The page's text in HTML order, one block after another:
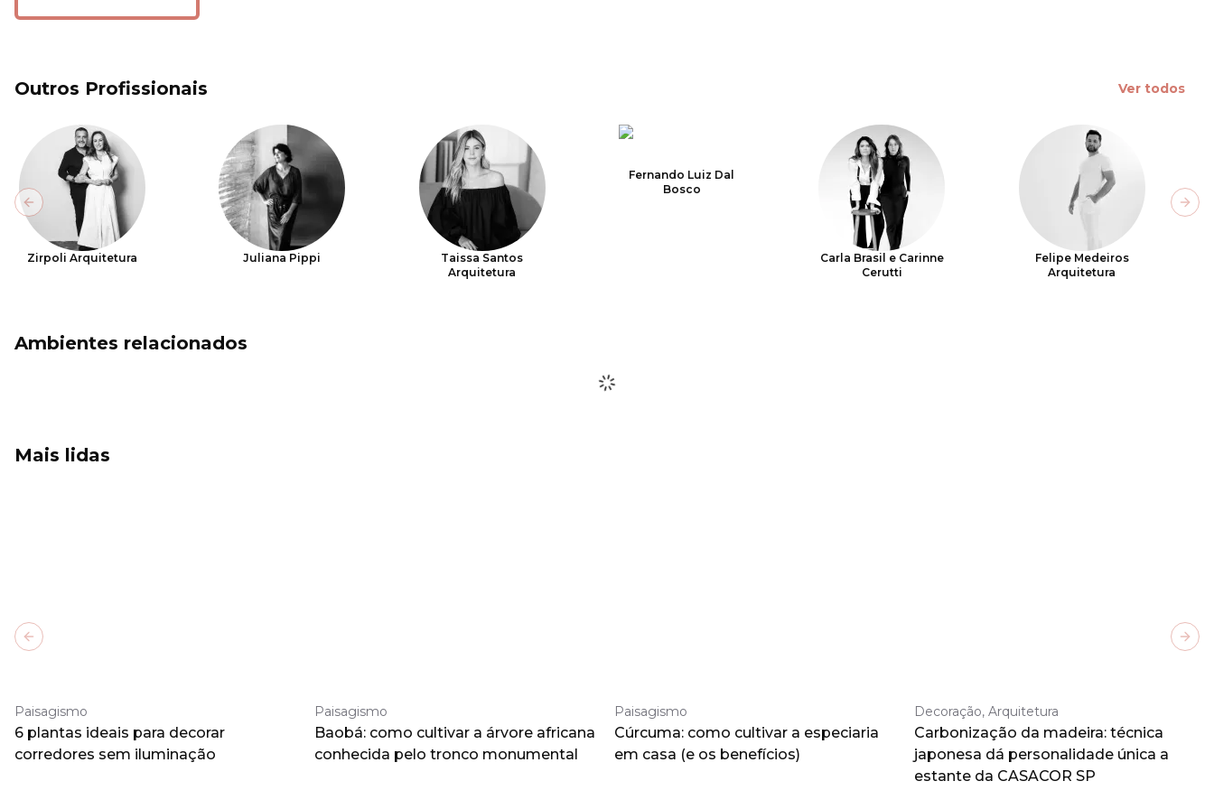
Outros Profissionais Ver todos
Zirpoli Arquitetura Juliana Pippi
Taissa Santos
Arquitetura
Fernando Luiz Dal
Bosco
Carla Brasil e Carinne
Cerutti
Felipe Medeiros
Arquitetura
Previous slide
Ambientes relacionados
Mais lidas
Paisagismo
6 plantas ideais para decorar
corredores sem iluminação
Paisagismo
Baobá: como cultivar a árvore africana
conhecida pelo tronco monumental
Paisagismo
Cúrcuma: como cultivar a especiaria
em casa (e os benefícios)
Decoração, Arquitetura
Carbonização da madeira: técnica
japonesa dá personalidade única a
estante da CASACOR SP
Previous slide